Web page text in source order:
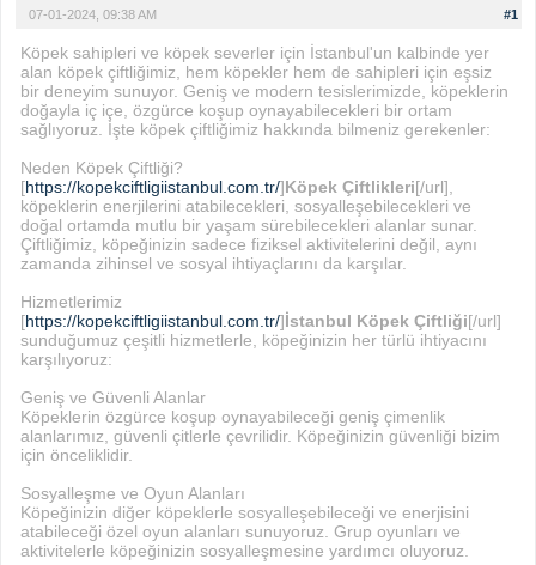
#1
07-01-2024, 09:38 AM
Köpek sahipleri ve köpek severler için İstanbul'un kalbinde yer
alan köpek çiftliğimiz, hem köpekler hem de sahipleri için eşsiz
bir deneyim sunuyor. Geniş ve modern tesislerimizde, köpeklerin
doğayla iç içe, özgürce koşup oynayabilecekleri bir ortam
sağlıyoruz. İşte köpek çiftliğimiz hakkında bilmeniz gerekenler:
Neden Köpek Çiftliği?
[https://kopekciftligiistanbul.com.tr/]Köpek Çiftlikleri[/url],
köpeklerin enerjilerini atabilecekleri, sosyalleşebilecekleri ve
doğal ortamda mutlu bir yaşam sürebilecekleri alanlar sunar.
Çiftliğimiz, köpeğinizin sadece fiziksel aktivitelerini değil, aynı
zamanda zihinsel ve sosyal ihtiyaçlarını da karşılar.
Hizmetlerimiz
[https://kopekciftligiistanbul.com.tr/]İstanbul Köpek Çiftliği[/url]
sunduğumuz çeşitli hizmetlerle, köpeğinizin her türlü ihtiyacını
karşılıyoruz:
Geniş ve Güvenli Alanlar
Köpeklerin özgürce koşup oynayabileceği geniş çimenlik
alanlarımız, güvenli çitlerle çevrilidir. Köpeğinizin güvenliği bizim
için önceliklidir.
Sosyalleşme ve Oyun Alanları
Köpeğinizin diğer köpeklerle sosyalleşebileceği ve enerjisini
atabileceği özel oyun alanları sunuyoruz. Grup oyunları ve
aktivitelerle köpeğinizin sosyalleşmesine yardımcı oluyoruz.